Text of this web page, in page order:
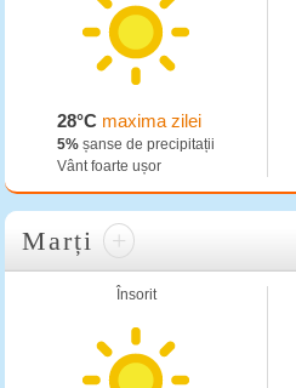
28°C maxima zilei
5% șanse de precipitații
Vânt foarte ușor
Marți +
Însorit